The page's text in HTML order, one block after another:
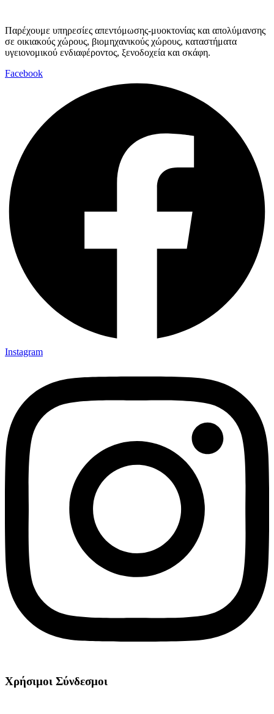
Παρέχουμε υπηρεσίες απεντόμωσης-μυοκτονίας και απολύμανσης
σε οικιακούς χώρους, βιομηχανικούς χώρους, καταστήματα
υγειονομικού ενδιαφέροντος, ξενοδοχεία και σκάφη.
Facebook
Instagram
Χρήσιμοι Σύνδεσμοι